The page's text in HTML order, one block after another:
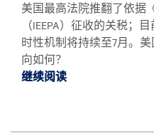
美国最高法院推翻了依据
（IEEPA）征收的关税；
时性机制将持续至7月。
向如何？
继续阅读继续阅读2026